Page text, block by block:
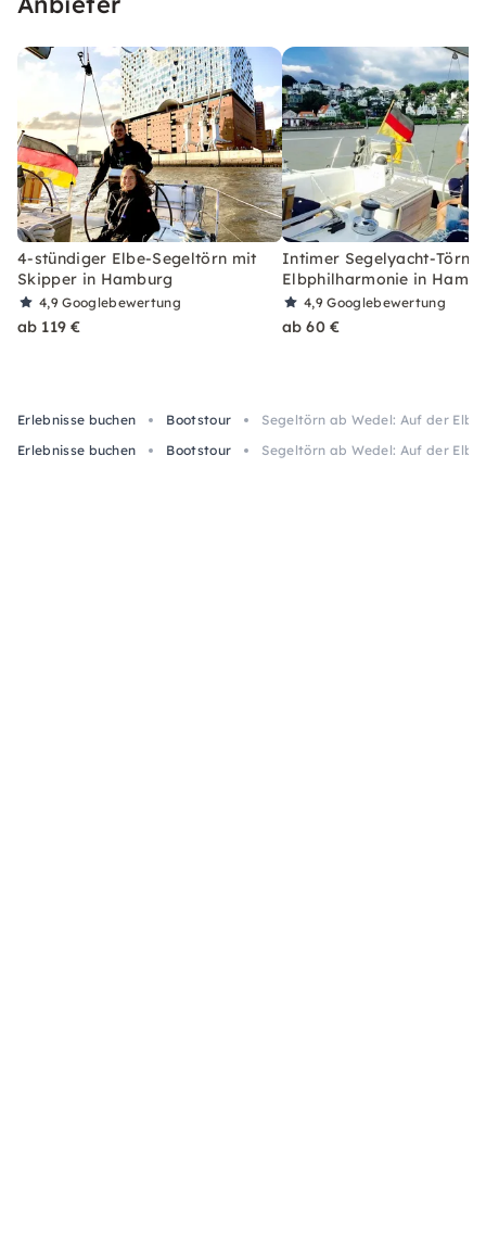
4-stündiger Elbe-Segeltörn mit
Skipper in Hamburg
4,9Googlebewertung
ab 119 €
Intimer Segelyacht-Törn
Elbphilharmonie in
4,9Googlebewertung
ab 60 €
Erlebnisse buchen Bootstour
Segeltörn ab Wedel: Auf der
Erlebnisse buchen
Bootstour Segeltörn ab Wedel: Auf der